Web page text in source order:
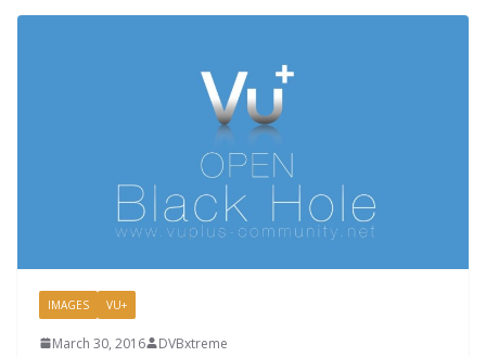
IMAGES VU+
March 30, 2016 DVBxtreme